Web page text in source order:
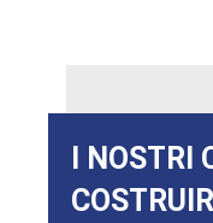
I NOSTRI